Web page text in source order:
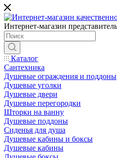
Интернет-магазин
Каталог
Сантехника
Душевые ограждения и поддоны
Душевые уголки
Душевые двери
Душевые перегородки
Шторки на ванну
Душевые поддоны
Сиденья для душа
Душевые кабины и боксы
Душевые кабины